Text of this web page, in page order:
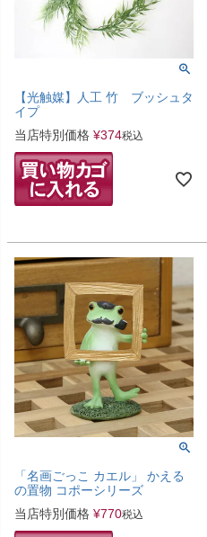
【光触媒】人工 竹 ブッシュタ
イプ
当店特別価格 ¥374税込
「名画ごっこ カエル」 かえる
の置物 コポーシリーズ
当店特別価格 ¥770税込